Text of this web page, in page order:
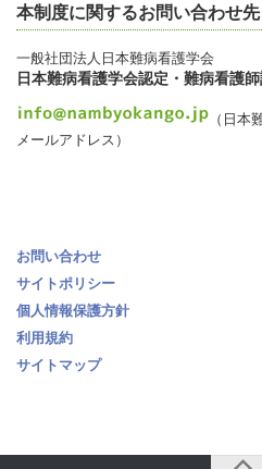
本制度に関するお問い合わせ先
一般社団法人日本難病看護学会
日本難病看護学会認定・難病看護
（日本
メールアドレス）
お問い合わせ
サイトポリシー
個人情報保護方針
利用規約
サイトマップ